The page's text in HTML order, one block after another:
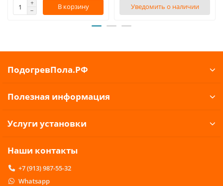
В корзину Уведомить о наличии
ПодогревПола.РФ
Полезная информация
Услуги установки
Наши контакты
+7 (913) 987-55-32
Whatsapp